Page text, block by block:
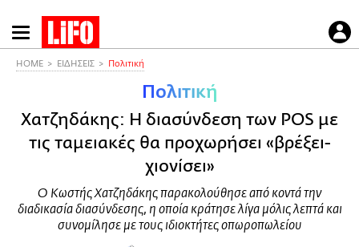
Παράκαμψη
προς
HOME ΕΙΔΗΣΕΙΣ Πολιτική
Πολιτική
Χατζηδάκης: Η διασύνδεση των POS με
τις ταμειακές θα προχωρήσει «βρέξει-
χιονίσει»
Ο Κωστής Χατζηδάκης παρακολούθησε από κοντά την
διαδικασία διασύνδεσης, η οποία κράτησε λίγα μόλις λεπτά και
συνομίλησε με τους ιδιοκτήτες οπωροπωλείου